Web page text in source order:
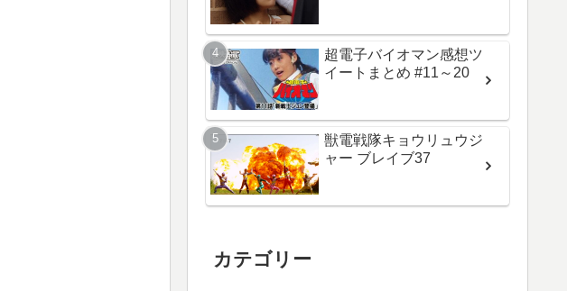
超電子バイオマン感想ツ
イートまとめ #11～20
獣電戦隊キョウリュウジ
ャー ブレイブ37
カテゴリー